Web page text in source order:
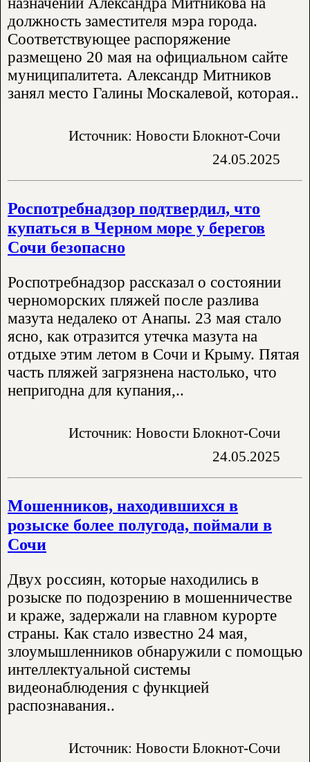
должность заместителя мэра города.
Соответствующее распоряжение
размещено 20 мая на официальном сайте
муниципалитета. Александр Митников
занял место Галины Москалевой, которая..
Источник: Новости Блокнот-Сочи
24.05.2025
Роспотребнадзор подтвердил, что
купаться в Черном море у берегов
Сочи безопасно
Роспотребнадзор рассказал о состоянии
черноморских пляжей после разлива
мазута недалеко от Анапы. 23 мая стало
ясно, как отразится утечка мазута на
отдыхе этим летом в Сочи и Крыму. Пятая
часть пляжей загрязнена настолько, что
непригодна для купания,..
Источник: Новости Блокнот-Сочи
24.05.2025
Мошенников, находившихся в
розыске более полугода, поймали в
Сочи
Двух россиян, которые находились в
розыске по подозрению в мошенничестве
и краже, задержали на главном курорте
страны. Как стало известно 24 мая,
злоумышленников обнаружили с помощью
интеллектуальной системы
видеонаблюдения с функцией
распознавания..
Источник: Новости Блокнот-Сочи